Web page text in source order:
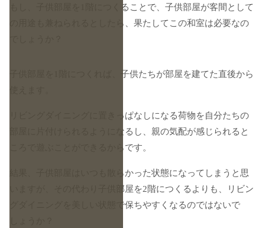
もし、子供部屋を1階につくることで、子供部屋が客間として
の用途も兼ねられるとしたら、果たしてこの和室は必要なの
子供部屋を1階につくれば、子供たちが部屋を建てた直後から
リビングダイニングに置きっぱなしになる荷物を自分たちの
部屋に片付けられるようになるし、親の気配が感じられると
ころで遊ぶことができるからです。
結果、子供部屋はいつも散らかった状態になってしまうと思
いますが、その代わり子供部屋を2階につくるよりも、リビン
グダイニングを美しい状態で保ちやすくなるのではないで